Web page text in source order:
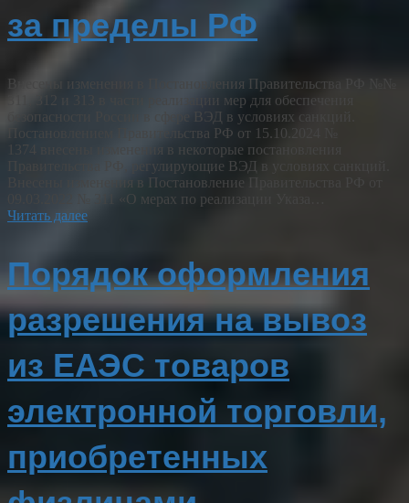
за пределы РФ
Внесены изменения в Постановления Правительства РФ №№
311, 312 и 313 в части реализации мер для обеспечения
безопасности России в сфере ВЭД в условиях санкций.
Постановлением Правительства РФ от 15.10.2024 №
1374 внесены изменения в некоторые постановления
Правительства РФ, регулирующие ВЭД в условиях санкций.
Внесены изменения в Постановление Правительства РФ от
09.03.2022 № 311 «О мерах по реализации Указа…
Читать далее
Порядок оформления
разрешения на вывоз
из ЕАЭС товаров
электронной торговли,
приобретенных